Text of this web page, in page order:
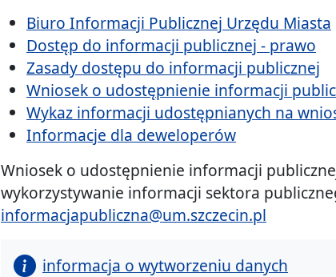
Biuro Informacji Publicznej Urzędu Miasta
Dostęp do informacji publicznej - prawo
Zasady dostępu do informacji publicznej
Wniosek o udostępnienie informacji
Wykaz informacji udostępnianych na
Informacje dla deweloperów
Wniosek o udostępnienie informacji
wykorzystywanie informacji sektora
informacjapubliczna@um.szczecin.pl
informacja o wytworzeniu danych